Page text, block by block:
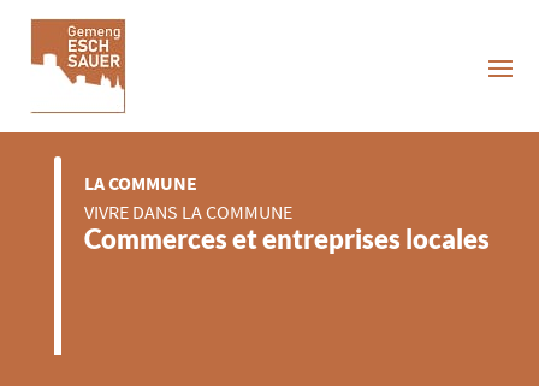
LA COMMUNE
VIVRE DANS LA COMMUNE
Commerces et entreprises locales